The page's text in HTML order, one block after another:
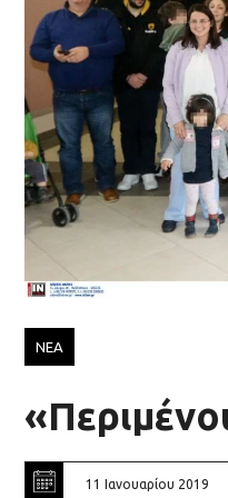
ΝΕΑ
11 Ιανουαρίου 2019